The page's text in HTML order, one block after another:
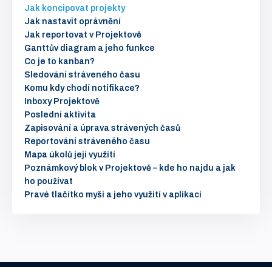
Jak koncipovat projekty
Jak nastavit oprávnění
Jak reportovat v Projektově
Ganttův diagram a jeho funkce
Co je to kanban?
Sledování stráveného času
Komu kdy chodí notifikace?
Inboxy Projektově
Poslední aktivita
Zapisování a úprava strávených časů
Reportování stráveného času
Mapa úkolů její využití
Poznámkový blok v Projektově – kde ho najdu a jak
ho používat
Pravé tlačítko myši a jeho využití v aplikaci